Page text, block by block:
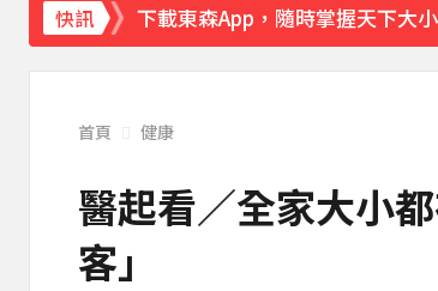
快訊
下載東森App，隨時掌握天下大小
《理財達人秀》X 安聯投信免費
首頁 健康
醫起看／全家大小
客」